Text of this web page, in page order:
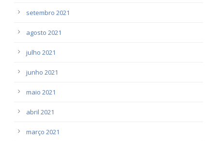
setembro 2021
agosto 2021
julho 2021
junho 2021
maio 2021
abril 2021
março 2021